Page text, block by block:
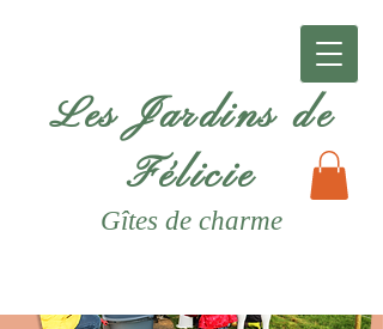
Les Jardins de
Félicie
Gîtes de charme